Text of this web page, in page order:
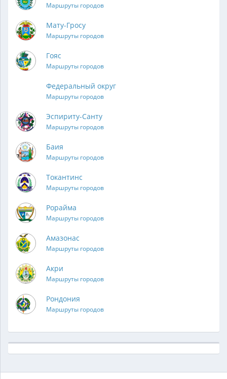
Маршруты городов
Мату-Гросу
Маршруты городов
Гояс
Маршруты городов
Федеральный округ
Маршруты городов
Эспириту-Санту
Маршруты городов
Баия
Маршруты городов
Токантинс
Маршруты городов
Рорайма
Маршруты городов
Амазонас
Маршруты городов
Акри
Маршруты городов
Рондония
Маршруты городов